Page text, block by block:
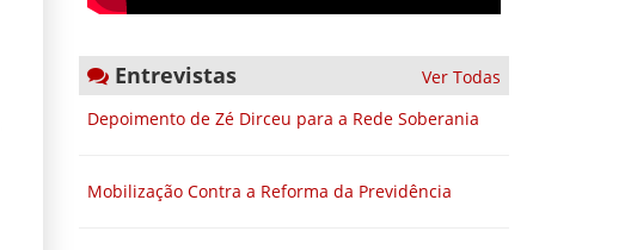
Entrevistas Ver Todas
Depoimento de Zé Dirceu para a Rede Soberania
Mobilização Contra a Reforma da Previdência